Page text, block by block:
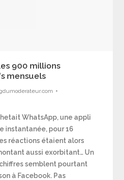
900 millions
mensuels
WhatsApp, une appli
instantanée, pour 16
réactions étaient alors
aussi exorbitant… Un
semblent pourtant
à Facebook. Pas